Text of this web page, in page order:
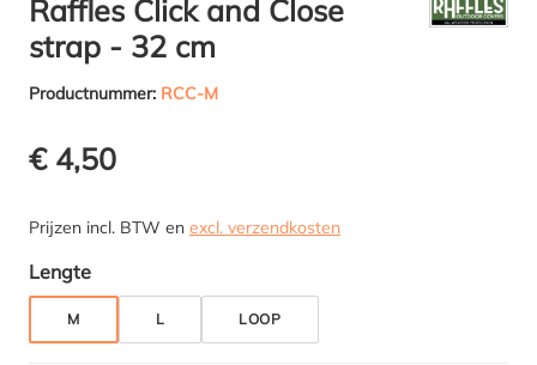
Raffles Click and Close
strap - 32 cm
Productnummer: RCC-M
€ 4,50
Prijzen incl. BTW en excl. verzendkosten
Selecteer
Lengte
M L LOOP